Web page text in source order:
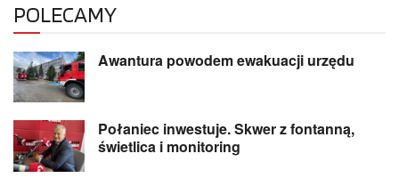
POLECAMY
Awantura powodem ewakuacji urzędu
Połaniec inwestuje. Skwer z fontanną,
świetlica i monitoring